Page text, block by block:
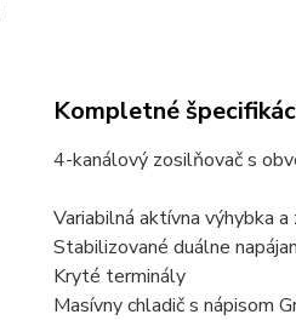
Kompletné
4-kanálový zosilňovač s
Variabilná aktívna výhybka
Stabilizované duálne
Kryté terminály
Masívny chladič s nápisom